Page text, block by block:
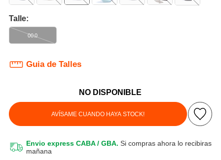
Talle:
00.0
Guia de Talles
NO DISPONIBLE
AVÍSAME CUANDO HAYA STOCK!
Envio express CABA / GBA. Si compras ahora lo recibiras
mañana